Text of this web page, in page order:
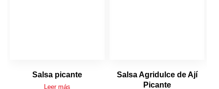
Salsa picante
Leer más
Salsa Agridulce de Ají
Picante